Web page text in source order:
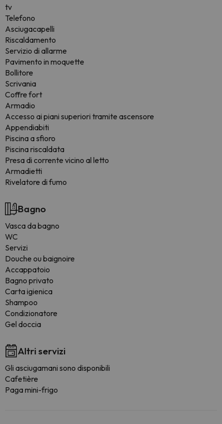
tv
Telefono
Asciugacapelli
Riscaldamento
Servizio di allarme
Pavimento in moquette
Bollitore
Scrivania
Coffre fort
Armadio
Accesso ai piani superiori tramite ascensore
Appendiabiti
Piscina a sfioro
Piscina riscaldata
Presa di corrente vicino al letto
Armadietti
Rivelatore di fumo
Bagno
Vasca da bagno
WC
Servizi
Douche ou baignoire
Accappatoio
Bagno privato
Carta igienica
Shampoo
Condizionatore
Gel doccia
Altri servizi
Gli asciugamani sono disponibili
Cafetière
Paga mini-frigo